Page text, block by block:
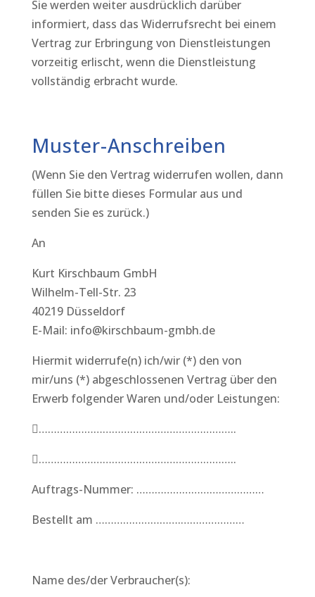
Sie werden weiter ausdrücklich darüber
informiert, dass das Widerrufsrecht bei einem
Vertrag zur Erbringung von Dienstleistungen
vorzeitig erlischt, wenn die Dienstleistung
vollständig erbracht wurde.
Muster-Anschreiben
(Wenn Sie den Vertrag widerrufen wollen, dann
füllen Sie bitte dieses Formular aus und
senden Sie es zurück.)
An
Kurt Kirschbaum GmbH
Wilhelm-Tell-Str. 23
40219 Düsseldorf
E-Mail: info@kirschbaum-gmbh.de
Hiermit widerrufe(n) ich/wir (*) den von
mir/uns (*) abgeschlossenen Vertrag über den
Erwerb folgender Waren und/oder Leistungen:
………………………………………………………..
………………………………………………………..
Auftrags-Nummer: ……………………………………
Bestellt am ……………………….…………………
Name des/der Verbraucher(s):